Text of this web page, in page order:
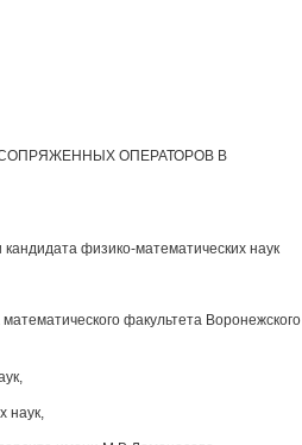
ОПЕРАТОРОВ В
физико-математических наук
факультета Воронежского
наук,